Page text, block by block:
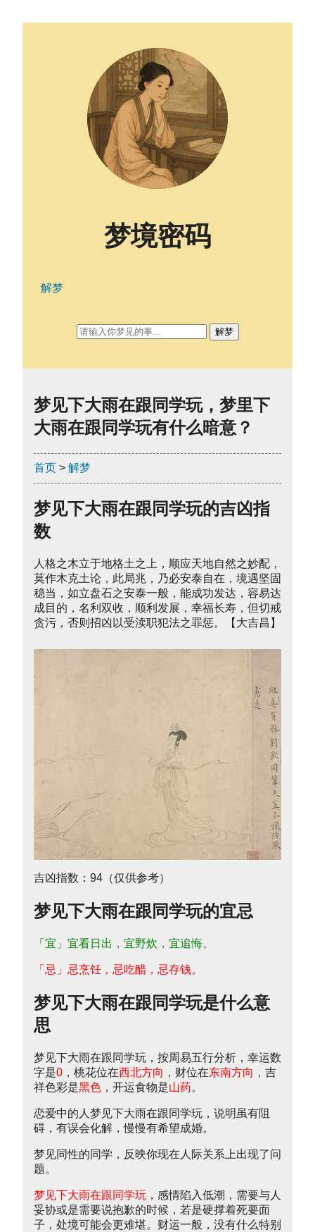
梦见下大雨在跟同学玩，梦里下
大雨在跟同学玩有什么暗意？
首页 > 解梦
梦见下大雨在跟同学玩的吉凶指
数
人格之木立于地格土之上，顺应天地自然之妙配，
莫作木克土论，此局兆，乃必安泰自在，境遇坚固
稳当，如立盘石之安泰一般，能成功发达，容易达
成目的，名利双收，顺利发展，幸福长寿，但切戒
贪污，否则招凶以受渎职犯法之罪惩。【大吉昌】
吉凶指数：94（仅供参考）
梦见下大雨在跟同学玩的宜忌
「宜」宜看日出，宜野炊，宜追悔。
「忌」忌烹饪，忌吃醋，忌存钱。
梦见下大雨在跟同学玩是什么意
思
梦见下大雨在跟同学玩，按周易五行分析，幸运数
字是0 ，桃花位在西北方向 ，财位在东南方向 ，吉
祥色彩是黑色 ，开运食物是山药。
恋爱中的人梦见下大雨在跟同学玩，说明虽有阻
碍，有误会化解，慢慢有希望成婚。
梦见同性的同学，反映你现在人际关系上出现了问
题。
梦见下大雨在跟同学玩 ，感情陷入低潮，需要与人
妥协或是需要说抱歉的时候，若是硬撑着死要面
子，处境可能会更难堪。财运一般，没有什么特别
梦境密码
解梦
解梦